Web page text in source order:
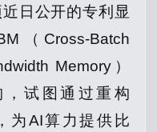
日公开的专利显
（Cross‑Batch
Memory）
试图通过重构
为AI算力提供比